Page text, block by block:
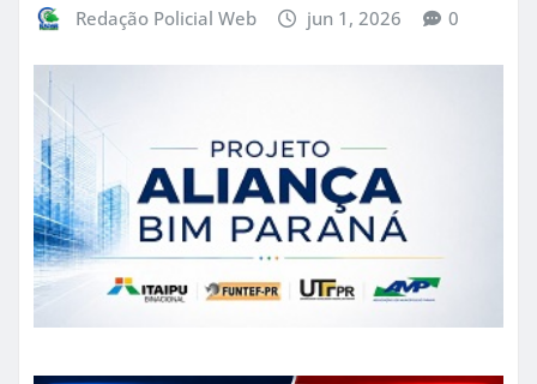
Redação Policial Web jun 1, 2026 0